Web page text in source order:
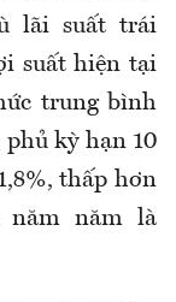
lãi suất trái
suất hiện tại
trung bình
kỳ hạn 10
thấp hơn
năm năm là